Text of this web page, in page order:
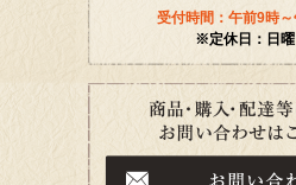
受付時間：午前9時
※定休日：日曜